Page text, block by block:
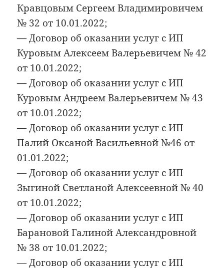
Кравцовым Сергеем Владимировичем
№ 32 от 10.01.2022;
— Договор об оказании услуг с ИП
Куровым Алексеем Валерьевичем № 42
от 10.01.2022;
— Договор об оказании услуг с ИП
Куровым Андреем Валерьевичем № 43
от 10.01.2022;
— Договор об оказании услуг с ИП
Палий Оксаной Васильевной №46 от
01.01.2022;
— Договор об оказании услуг с ИП
Зыгиной Светланой Алексеевной № 40
от 10.01.2022;
— Договор об оказании услуг с ИП
Барановой Галиной Александровной
№ 38 от 10.01.2022;
— Договор об оказании услуг с ИП